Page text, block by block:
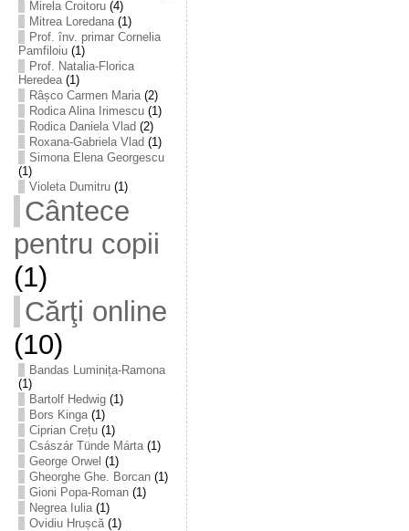
Mirela Croitoru(4)
Mitrea Loredana(1)
Prof. înv. primar Cornelia
Pamfiloiu(1)
Prof. Natalia-Florica
Heredea(1)
Râșco Carmen Maria(2)
Rodica Alina Irimescu(1)
Rodica Daniela Vlad (2)
Roxana-Gabriela Vlad (1)
Simona Elena Georgescu
(1)
Violeta Dumitru(1)
Cântece
pentru copii
(1)
Cărţi online
(10)
Bandas Luminița-Ramona
(1)
Bartolf Hedwig(1)
Bors Kinga(1)
Ciprian Crețu(1)
Császár Tünde Márta(1)
George Orwel (1)
Gheorghe Ghe. Borcan(1)
Gioni Popa-Roman(1)
Negrea Iulia(1)
Ovidiu Hrușcă(1)